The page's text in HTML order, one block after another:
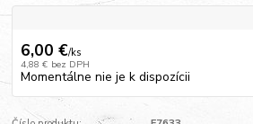
6,00 €/ks
4,88 € bez DPH
Momentálne nie je k dispozícii